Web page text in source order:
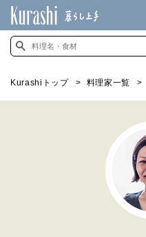
Kurashiトップ 料理家一覧